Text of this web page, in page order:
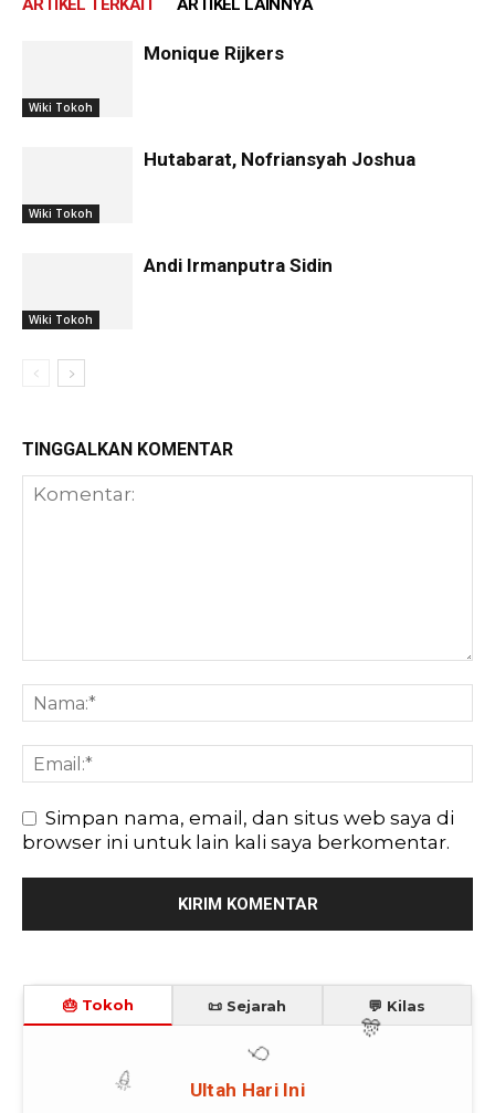
ARTIKEL TERKAIT ARTIKEL LAINNYA
Wiki Tokoh
Monique Rijkers
Wiki Tokoh
Hutabarat, Nofriansyah Joshua
Wiki Tokoh
Andi Irmanputra Sidin
TINGGALKAN KOMENTAR
Simpan nama, email, dan situs web saya di
browser ini untuk lain kali saya berkomentar.
🎂 Tokoh 📜 Sejarah 💬 Kilas
🎈
Ultah Hari Ini